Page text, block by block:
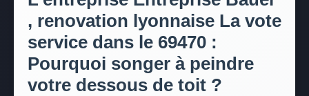
, renovation lyonnaise La vote
service dans le 69470 :
Pourquoi songer à peindre
votre dessous de toit ?